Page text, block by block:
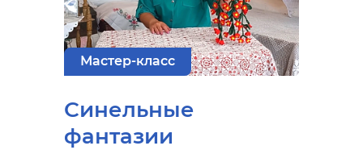
Мастер-класс
Синельные
фантазии